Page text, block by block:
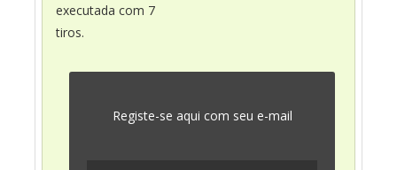
executada com 7
tiros.
Registe-se aqui com seu e-mail